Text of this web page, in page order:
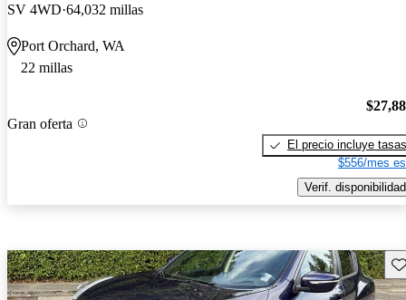
SV 4WD 64,032 millas
Port Orchard, WA
22 millas
Gran oferta
El precio incluye tasas
$556/mes
Verif. disponibilidad